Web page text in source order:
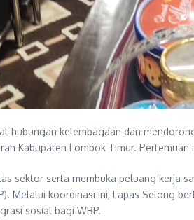
hubungan kelembagaan dan
Kabupaten Lombok Timur.
sektor serta membuka peluang kerja
Melalui koordinasi ini, Lapas Selong
sosial bagi WBP.